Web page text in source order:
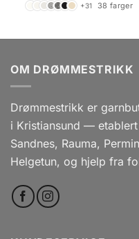
+31 38 farger
OM DRØMMESTRIKK
Drømmestrikk er
i Kristiansund —
Sandnes, Rauma,
Helgetun, og hjelp fra